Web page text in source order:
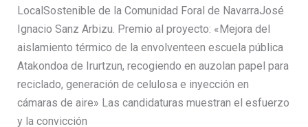
LocalSostenible de la Comunidad Foral de NavarraJosé
Ignacio Sanz Arbizu. Premio al proyecto: «Mejora del
aislamiento térmico de la envolventeen escuela pública
Atakondoa de Irurtzun, recogiendo en auzolan papel para
reciclado, generación de celulosa e inyección en
cámaras de aire» Las candidaturas muestran el esfuerzo
y la convicción